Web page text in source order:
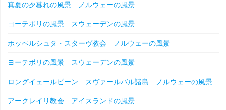
真夏の夕暮れの風景 ノルウェーの風景
ヨーテボリの風景 スウェーデンの風景
ホッペルシュタ・スターヴ教会 ノルウェーの風景
ヨーテボリの風景 スウェーデンの風景
ロングイェールビーン スヴァールバル諸島 ノルウェーの風景
アークレイリ教会 アイスランドの風景